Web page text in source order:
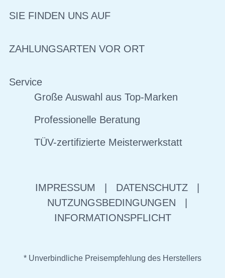
SIE FINDEN UNS AUF
ZAHLUNGSARTEN VOR ORT
Service
Große Auswahl aus Top-Marken
Professionelle Beratung
TÜV-zertifizierte Meisterwerkstatt
IMPRESSUM DATENSCHUTZ
NUTZUNGSBEDINGUNGEN
INFORMATIONSPFLICHT
* Unverbindliche Preisempfehlung des Herstellers